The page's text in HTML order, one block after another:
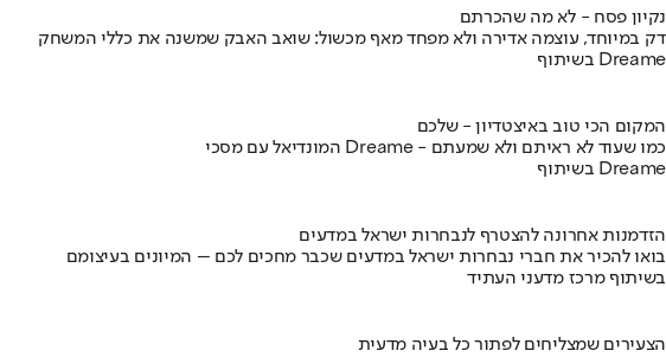
נקיון פסח - לא מה שהכרתם
דק במיוחד, עוצמה אדירה ולא מפחד מאף מכשול: שואב האבק שמשנה את כללי המשחק
בשיתוף Dreame
המקום הכי טוב באיצטדיון - שלכם
המונדיאל עם מסכי Dreame - כמו שעוד לא ראיתם ולא שמעתם
בשיתוף Dreame
הזדמנות אחרונה להצטרף לנבחרות ישראל במדעים
בואו להכיר את חברי נבחרות ישראל במדעים שכבר מחכים לכם – המיונים בעיצומם
בשיתוף מרכז מדעני העתיד
הצעירים שמצליחים לפתור כל בעיה מדעית